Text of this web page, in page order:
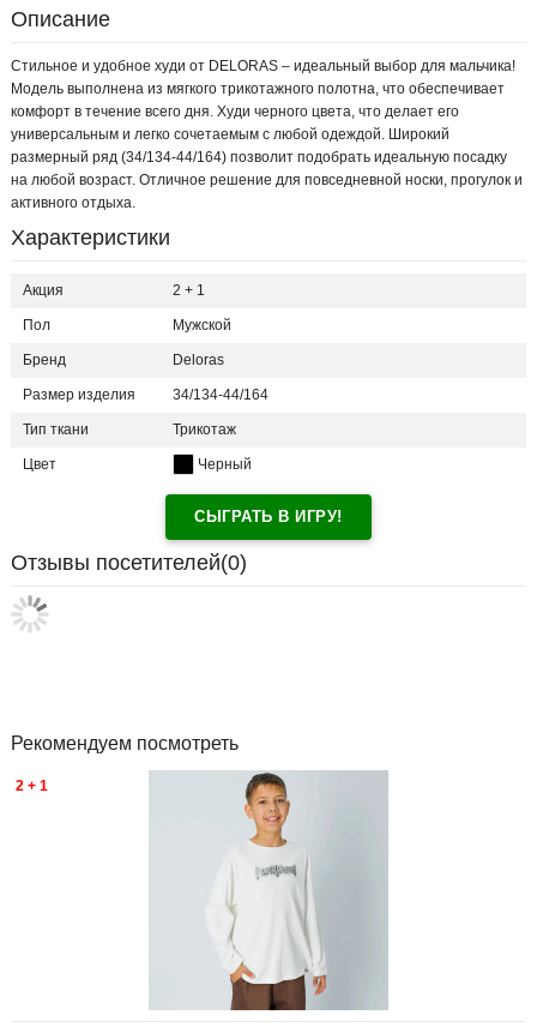
Описание
Стильное и удобное худи от DELORAS – идеальный выбор для мальчика!
Модель выполнена из мягкого трикотажного полотна, что обеспечивает
комфорт в течение всего дня. Худи черного цвета, что делает его
универсальным и легко сочетаемым с любой одеждой. Широкий
размерный ряд (34/134-44/164) позволит подобрать идеальную посадку
на любой возраст. Отличное решение для повседневной носки, прогулок и
активного отдыха.
Характеристики
Акция 2 + 1
Пол Мужской
Бренд Deloras
Размер изделия 34/134-44/164
Тип ткани Трикотаж
Цвет Черный
СЫГРАТЬ В ИГРУ!
Отзывы посетителей(0)
Рекомендуем посмотреть
2 + 1